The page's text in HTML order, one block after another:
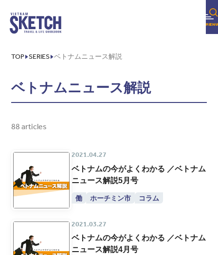
TOP SERIES ベトナムニュース解説
ベトナムニュース解説
88 articles
2021.04.27
ベトナムの今がよくわかる ／ベトナム
ニュース解説5月号
働 ホーチミン市 コラム
2021.03.27
ベトナムの今がよくわかる ／ベトナム
ニュース解説4月号